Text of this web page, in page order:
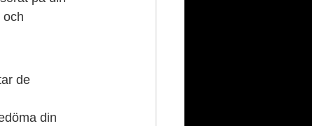
och
de
din